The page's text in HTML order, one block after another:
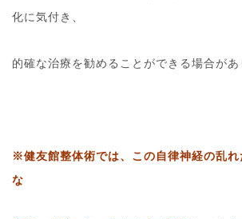
化に気付き、
的確な治療を勧めることができる場合があ
※健友館整体術では、この自律神経の乱
な